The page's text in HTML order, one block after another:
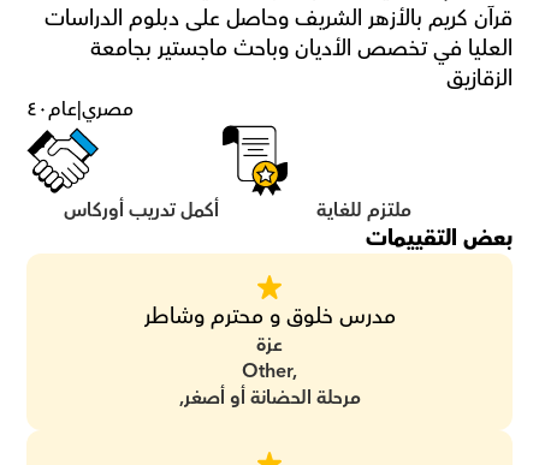
الزقازيق
٤٠عام|مصري
ملتزم للغاية أكمل تدريب أوركاس
بعض التقييمات
مدرس خلوق و محترم وشاطر
عزة
مرحلة الحضانة أو أصغر,
Other,